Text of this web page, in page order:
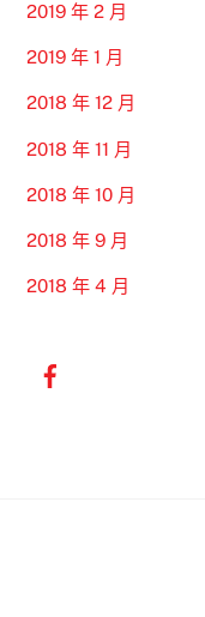
2019 年 2 月
2019 年 1 月
2018 年 12 月
2018 年 11 月
2018 年 10 月
2018 年 9 月
2018 年 4 月